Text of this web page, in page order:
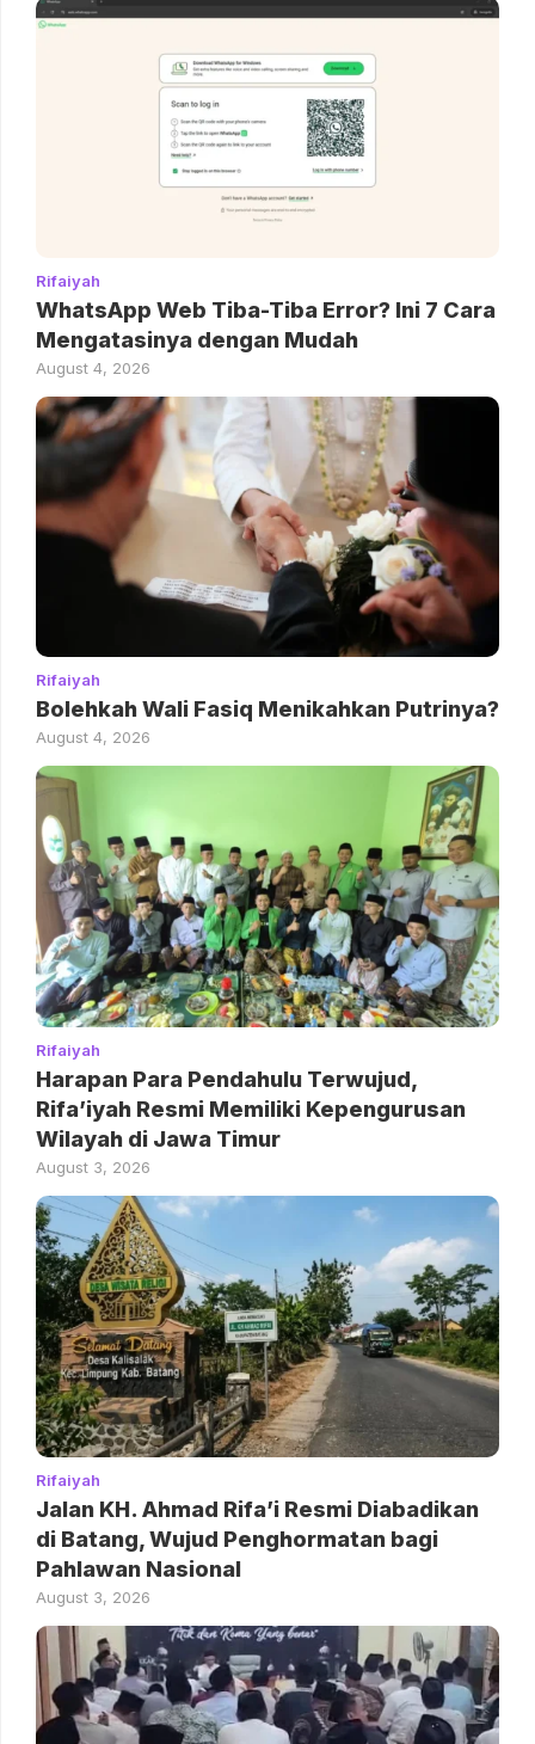
Rifaiyah
WhatsApp Web Tiba-Tiba Error? Ini 7 Cara
Mengatasinya dengan Mudah
August 4, 2026
Rifaiyah
Bolehkah Wali Fasiq Menikahkan Putrinya?
August 4, 2026
Rifaiyah
Harapan Para Pendahulu Terwujud,
Rifa’iyah Resmi Memiliki Kepengurusan
Wilayah di Jawa Timur
August 3, 2026
Rifaiyah
Jalan KH. Ahmad Rifa’i Resmi Diabadikan
di Batang, Wujud Penghormatan bagi
Pahlawan Nasional
August 3, 2026